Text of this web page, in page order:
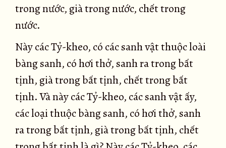
trong nước, già trong nước, chết trong
nước.
Này các Tỷ-kheo, có các sanh vật thuộc loài
bàng sanh, có hơi thở, sanh ra trong bất
tịnh, già trong bất tịnh, chết trong bất
tịnh. Và này các Tỷ-kheo, các sanh vật ấy,
các loại thuộc bàng sanh, có hơi thở, sanh
ra trong bất tịnh, già trong bất tịnh, chết